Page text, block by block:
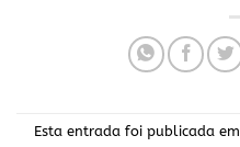
Esta entrada foi publicada em